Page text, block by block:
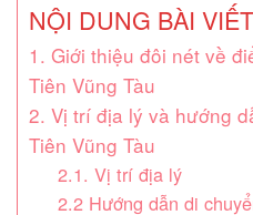
NỘI DUNG BÀI VIẾT
1. Giới thiệu đôi nét về
Tiên Vũng Tàu
2. Vị trí địa lý và hướng
Tiên Vũng Tàu
2.1. Vị trí địa lý
2.2 Hướng dẫn di